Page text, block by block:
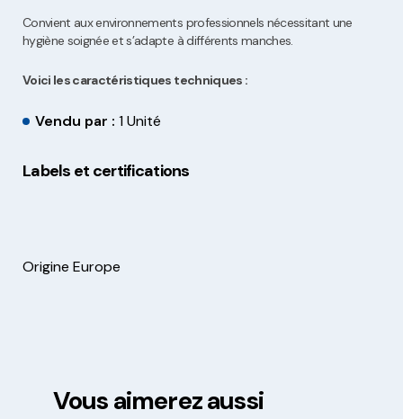
Convient aux environnements professionnels nécessitant une
hygiène soignée et s’adapte à différents manches.
Voici les caractéristiques techniques :
Vendu par : 1 Unité
Labels et certifications
Origine Europe
Vous aimerez aussi